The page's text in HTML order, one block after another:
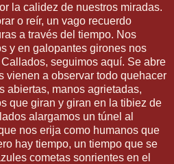
la calidez de nuestros miradas.
o reír, un vago recuerdo
a través del tiempo. Nos
y en galopantes girones nos
seguimos aquí. Se abre
vienen a observar todo quehacer
abiertas, manos agrietadas,
que giran y giran en la tibiez de
alargamos un túnel al
nos erija como humanos que
hay tiempo, un tiempo que se
cometas sonrientes en el